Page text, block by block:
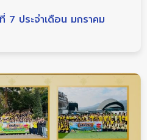
7 ประจำเดือน มกราคม